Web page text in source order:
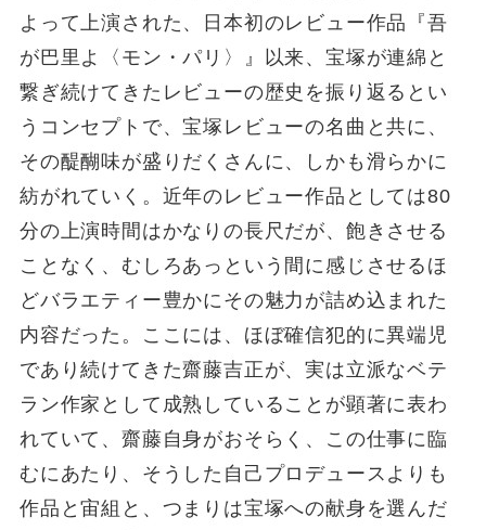
よって上演された、日本初のレビュー作品『吾
が巴里よ〈モン・パリ〉』以来、宝塚が連綿と
繋ぎ続けてきたレビューの歴史を振り返るとい
うコンセプトで、宝塚レビューの名曲と共に、
その醍醐味が盛りだくさんに、しかも滑らかに
紡がれていく。近年のレビュー作品としては80
分の上演時間はかなりの長尺だが、飽きさせる
ことなく、むしろあっという間に感じさせるほ
どバラエティー豊かにその魅力が詰め込まれた
内容だった。ここには、ほぼ確信犯的に異端児
であり続けてきた齋藤吉正が、実は立派なベテ
ラン作家として成熟していることが顕著に表わ
れていて、齋藤自身がおそらく、この仕事に臨
むにあたり、そうした自己プロデュースよりも
作品と宙組と、つまりは宝塚への献身を選んだ